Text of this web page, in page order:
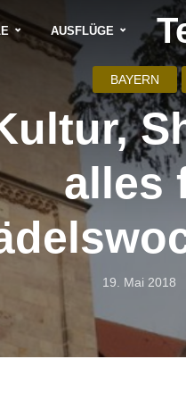
AUSFLÜGE
BAYERN
alles
19. Mai 2018